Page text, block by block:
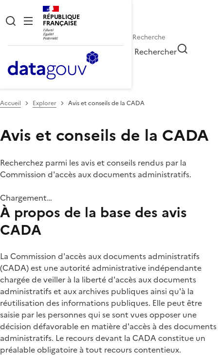
RÉPUBLIQUE
FRANÇAISE
Rechercher
Accueil Explorer Avis et conseils de la CADA
Avis et conseils de la CADA
Recherchez parmi les avis et conseils rendus par la
Commission d'accès aux documents administratifs.
Chargement…
À propos de la base des avis
CADA
La Commission d'accès aux documents administratifs
(CADA) est une autorité administrative indépendante
chargée de veiller à la liberté d'accès aux documents
administratifs et aux archives publiques ainsi qu'à la
réutilisation des informations publiques. Elle peut être
saisie par les personnes qui se sont vues opposer une
décision défavorable en matière d'accès à des documents
administratifs. Le recours devant la CADA constitue un
préalable obligatoire à tout recours contentieux.